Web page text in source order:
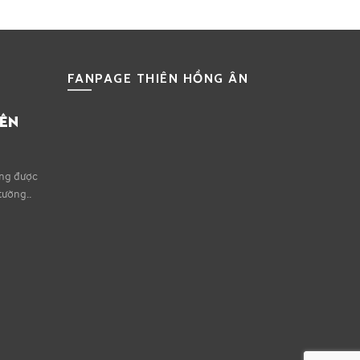
được
FANPAGE THIÊN HỒNG ÂN